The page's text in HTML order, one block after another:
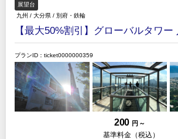
展望台
九州 / 大分県 / 別府・鉄輪
【最大50%割引】グローバルタワー
プランID：ticket0000000359
200 円 ～
基準料金（税込）